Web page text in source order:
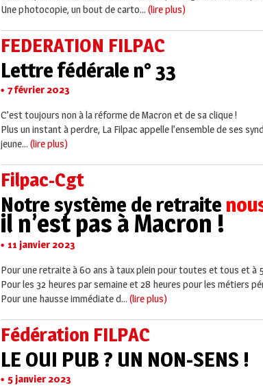
Une photocopie, un bout de carto... (lire plus)
FEDERATION FILPAC
Lettre fédérale n° 33
7 février 2023
C’est toujours non à la réforme de Macron et de sa clique !
Plus un instant à perdre, La Filpac appelle l’ensemble de ses
jeune... (lire plus)
Filpac-Cgt
Notre système de retraite
il n’est pas à Macron !
11 janvier 2023
Pour une retraite à 60 ans à taux plein pour toutes et tous et à
Pour les 32 heures par semaine et 28 heures pour les métiers
Pour une hausse immédiate d... (lire plus)
Fédération FILPAC
LE OUI PUB ? UN NON-SENS !
5 janvier 2023